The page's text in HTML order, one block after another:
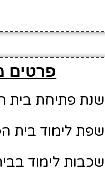
פרטים
שנת פתיחת בית
שפת לימוד בית
שכבות לימוד